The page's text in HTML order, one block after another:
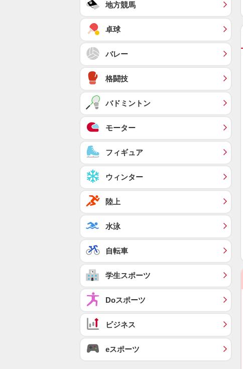
地方競馬
卓球
バレー
格闘技
バドミントン
モーター
フィギュア
ウィンター
陸上
水泳
自転車
学生スポーツ
Doスポーツ
ビジネス
eスポーツ